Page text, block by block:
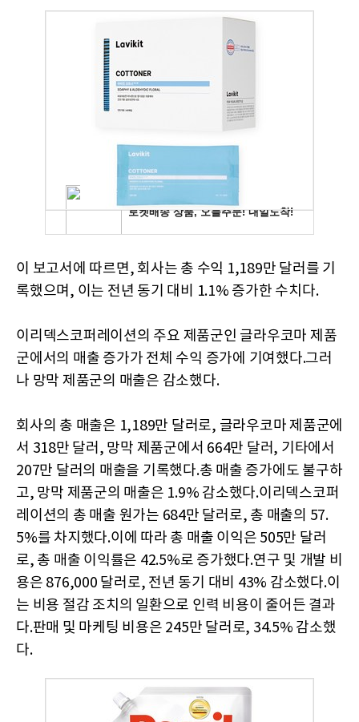
이 보고서에 따르면, 회사는 총 수익 1,189만 달러를 기
록했으며, 이는 전년 동기 대비 1.1% 증가한 수치다.
이리덱스코퍼레이션의 주요 제품군인 글라우코마 제품
군에서의 매출 증가가 전체 수익 증가에 기여했다.그러
나 망막 제품군의 매출은 감소했다.
회사의 총 매출은 1,189만 달러로, 글라우코마 제품군에
서 318만 달러, 망막 제품군에서 664만 달러, 기타에서
207만 달러의 매출을 기록했다.총 매출 증가에도 불구하
고, 망막 제품군의 매출은 1.9% 감소했다.이리덱스코퍼
레이션의 총 매출 원가는 684만 달러로, 총 매출의 57.
5%를 차지했다.이에 따라 총 매출 이익은 505만 달러
로, 총 매출 이익률은 42.5%로 증가했다.연구 및 개발 비
용은 876,000 달러로, 전년 동기 대비 43% 감소했다.이
는 비용 절감 조치의 일환으로 인력 비용이 줄어든 결과
다.판매 및 마케팅 비용은 245만 달러로, 34.5% 감소했
다.